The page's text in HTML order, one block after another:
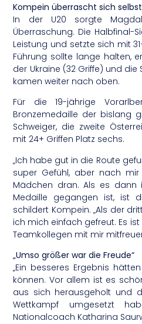
Kompein überrascht sich selbst
In der U20 sorgte
Überraschung. Die Halbfinal-
Leistung und setzte sich mit
Führung sollte lange halten,
der Ukraine (32 Griffe) und die
kamen weiter nach oben.
Für die 19-jährige
Bronzemedaille der bislang
Schweiger, die zweite
mit 24+ Griffen Platz sechs.
„Ich habe gut in die Route
super Gefühl, aber nach
Mädchen dran. Als es dann
Medaille gegangen ist, ist
schildert Kompein. „Als der
ich mich einfach gefreut. Es
Teamkollegen mit mir
„Umso größer war die Freude“
„Ein besseres Ergebnis
können. Vor allem ist es
aus sich herausgeholt und
Wettkampf umgesetzt
Nationalcoach Katharina